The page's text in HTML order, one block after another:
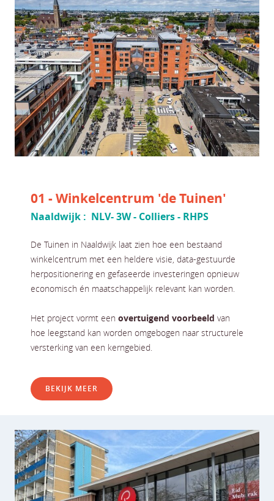
01 - Winkelcentrum 'de Tuinen'
Naaldwijk : NLV- 3W - Colliers - RHPS
De Tuinen in Naaldwijk laat zien hoe een bestaand
winkelcentrum met een heldere visie, data-gestuurde
herpositionering en gefaseerde investeringen opnieuw
economisch én maatschappelijk relevant kan worden.
Het project vormt een overtuigend voorbeeld van
hoe leegstand kan worden omgebogen naar structurele
versterking van een kerngebied.
BEKIJK MEER